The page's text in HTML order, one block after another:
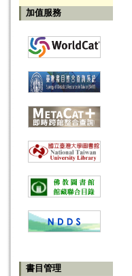
加值服務
書目管理